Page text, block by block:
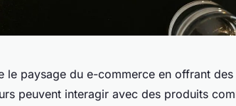
le paysage du e-commerce en offrant
peuvent interagir avec des produits